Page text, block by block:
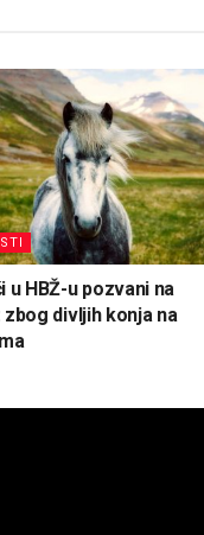
u HBŽ-u pozvani na
divljih konja na